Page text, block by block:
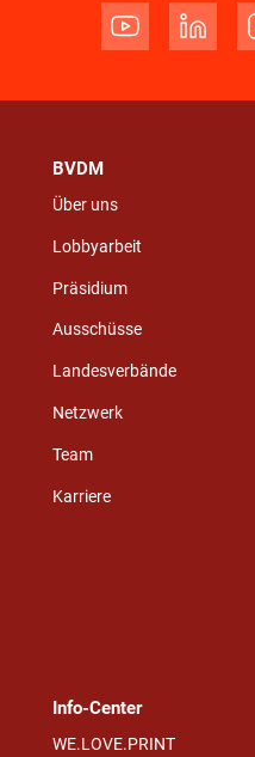
BVDM
Über uns
Lobbyarbeit
Präsidium
Ausschüsse
Landesverbände
Netzwerk
Team
Karriere
Info-Center
WE.LOVE.PRINT